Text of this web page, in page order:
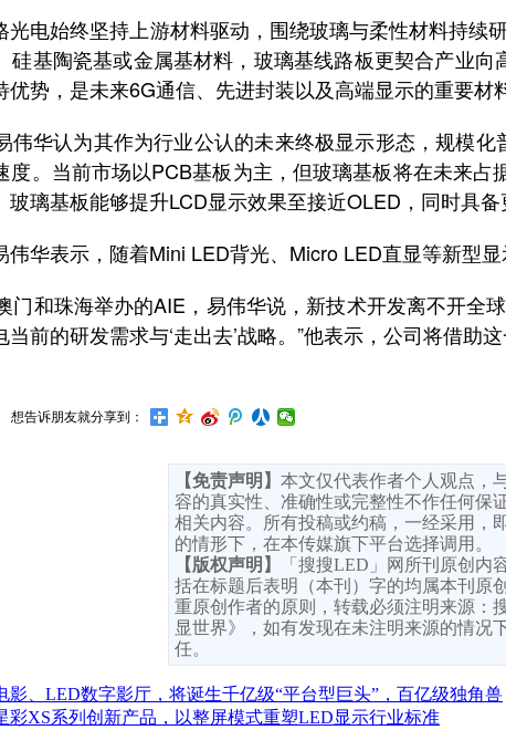
始终坚持上游材料驱动，围绕玻璃与柔性材料持续
硅基陶瓷基或金属基材料，玻璃基线路板更契合产业
势，是未来6G通信、先进封装以及高端显示的重要材
华认为其作为行业公认的未来终极显示形态，规模化
度。当前市场以PCB基板为主，但玻璃基板将在未来
璃基板能够提升LCD显示效果至接近OLED，同时具
表示，随着Mini LED背光、Micro LED直显等新型显
和珠海举办的AIE，易伟华说，新技术开发离不开全
前的研发需求与‘走出去’战略。”他表示，公司将借
想告诉朋友就分享到：
【免责声明】 本文仅代表作者个人观点，
容的真实性、准确性或完整性不作任何保
相关内容。所有投稿或约稿，一经采用，
的情形下，在本传媒旗下平台选择调用。
【版权声明】
「搜搜LED」网所刊原创
括在标题后表明（本刊）字的均属本刊原
重原创作者的原则，转载必须注明来源：
显世界》，如有发现在未注明来源的情况
任。
影、LED数字影厅，将诞生千亿级“平台型巨头”，百亿级独角兽
彩XS系列创新产品，以整屏模式重塑LED显示行业标准